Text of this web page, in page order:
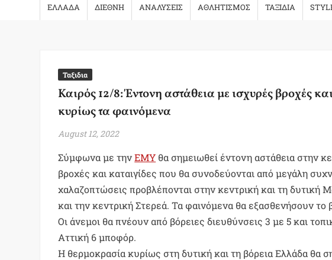
ΕΛΛΑΔΑ ΔΙΕΘΝΗ ΑΝΑΛΥΣΕΙΣ ΑΘΛΗΤΙΣΜΟΣ ΤΑΞΙΔΙΑ
Ταξιδια
Καιρός 12/8: Έντονη αστάθεια με ισχυρές βροχές
κυρίως τα φαινόμενα
August 12, 2022
Σύμφωνα με τηνΕΜΥ θα σημειωθεί έντονη αστάθεια στην
βροχές και καταιγίδες που θα συνοδεύονται από μεγάλη
χαλαζοπτώσεις προβλέπονται στην κεντρική και τη δυτική
και την κεντρική Στερεά. Τα φαινόμενα θα εξασθενήσουν το
Οι άνεμοι θα πνέουν από βόρειες διευθύνσεις 3 με 5 και
Αττική 6 μποφόρ.
Η θερμοκρασία κυρίως στη δυτική και τη βόρεια Ελλάδα θα